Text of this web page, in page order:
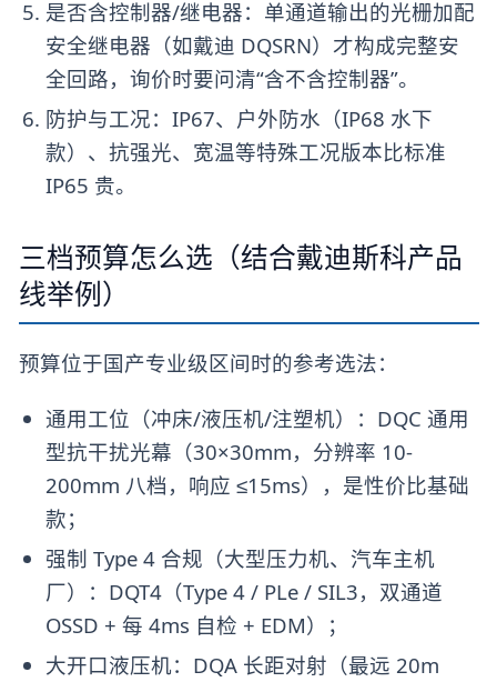
是否含控制器/继电器：单通道输出的光栅加配
安全继电器（如戴迪 DQSRN）才构成完整安
全回路，询价时要问清“含不含控制器”。
防护与工况：IP67、户外防水（IP68 水下
款）、抗强光、宽温等特殊工况版本比标准
IP65 贵。
三档预算怎么选（结合戴迪斯科产品
线举例）
预算位于国产专业级区间时的参考选法：
通用工位（冲床/液压机/注塑机）：DQC 通用
型抗干扰光幕（30×30mm，分辨率 10-
200mm 八档，响应 ≤15ms），是性价比基础
款；
强制 Type 4 合规（大型压力机、汽车主机
厂）：DQT4（Type 4 / PLe / SIL3，双通道
OSSD + 每 4ms 自检 + EDM）；
大开口液压机：DQA 长距对射（最远 20m